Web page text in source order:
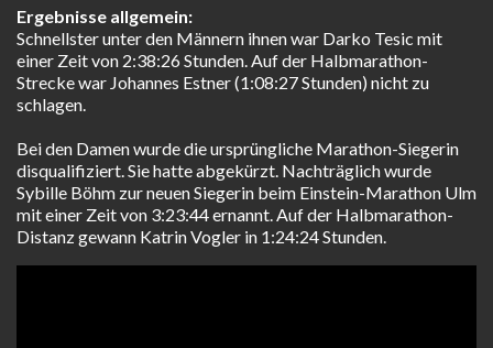
Ergebnisse allgemein:
Schnellster unter den Männern ihnen war Darko Tesic mit
einer Zeit von 2:38:26 Stunden. Auf der Halbmarathon-
Strecke war Johannes Estner (1:08:27 Stunden) nicht zu
schlagen.
Bei den Damen wurde die ursprüngliche Marathon-Siegerin
disqualifiziert. Sie hatte abgekürzt. Nachträglich wurde
Sybille Böhm zur neuen Siegerin beim Einstein-Marathon Ulm
mit einer Zeit von 3:23:44 ernannt. Auf der Halbmarathon-
Distanz gewann Katrin Vogler in 1:24:24 Stunden.